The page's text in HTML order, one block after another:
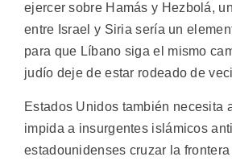
ejercer sobre Hamás y Hezbolá,
entre Israel y Siria sería un
para que Líbano siga el mismo
judío deje de estar rodeado de
Estados Unidos también necesita
impida a insurgentes islámicos
estadounidenses cruzar la